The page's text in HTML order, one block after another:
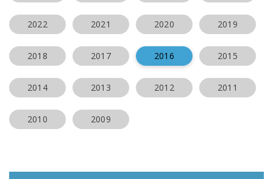
2022 2021 2020 2019
2018 2017 2016 2015
2014 2013 2012 2011
2010 2009